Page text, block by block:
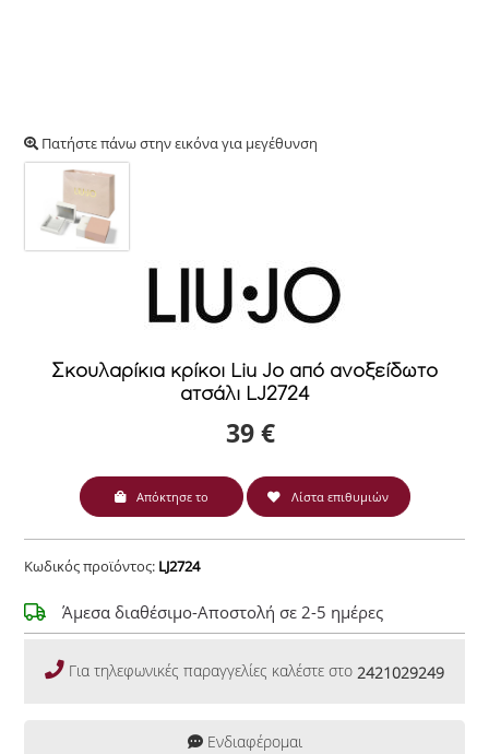
Πατήστε πάνω στην εικόνα για μεγέθυνση
Σκουλαρίκια κρίκοι Liu Jo από ανοξείδωτο
ατσάλι LJ2724
39 €
Απόκτησε το Λίστα επιθυμιών
Κωδικός προϊόντος: LJ2724
Άμεσα διαθέσιμο-Αποστολή σε 2-5 ημέρες
Για τηλεφωνικές παραγγελίες καλέστε στο 2421029249
Ενδιαφέρομαι